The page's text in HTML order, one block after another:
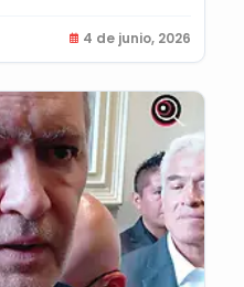
4 de junio, 2026